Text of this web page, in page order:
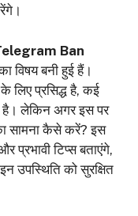
Ban
विषय बनी हुई हैं।
लिए प्रसिद्ध है, कई
है। लेकिन अगर इस पर
सामना कैसे करें? इस
प्रभावी टिप्स बताएंगे,
उपस्थिति को सुरक्षित